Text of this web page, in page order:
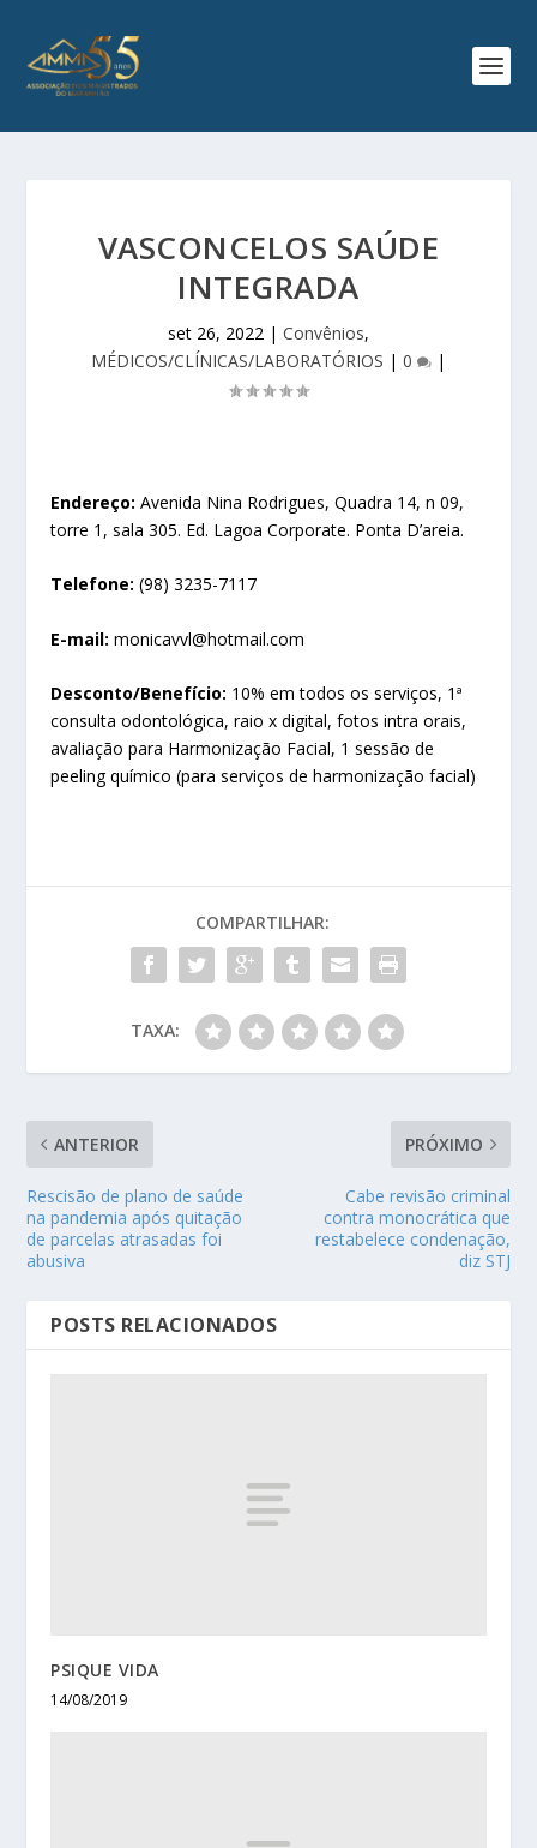
VASCONCELOS SAÚDE
INTEGRADA
set 26, 2022 | Convênios,
MÉDICOS/CLÍNICAS/LABORATÓRIOS | 0 |
Endereço: Avenida Nina Rodrigues, Quadra 14, n 09,
torre 1, sala 305. Ed. Lagoa Corporate. Ponta D’areia.
Telefone: (98) 3235-7117
E-mail: monicavvl@hotmail.com
Desconto/Benefício: 10% em todos os serviços, 1ª
consulta odontológica, raio x digital, fotos intra orais,
avaliação para Harmonização Facial, 1 sessão de
peeling químico (para serviços de harmonização facial)
COMPARTILHAR:
TAXA:
ANTERIOR
Rescisão de plano de saúde
na pandemia após quitação
de parcelas atrasadas foi
abusiva
PRÓXIMO
Cabe revisão criminal
contra monocrática que
restabelece condenação,
diz STJ
POSTS RELACIONADOS
PSIQUE VIDA
14/08/2019